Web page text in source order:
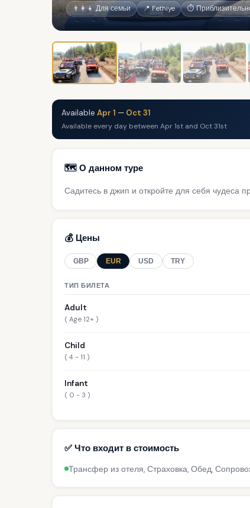
👨‍👩‍👧 Для семьи 📍 Fethiye ⏱
Available Apr 1 — Oct 31
Available every day between Apr 1st and Oct 31st
🗺️ О данном туре
Садитесь в джип и откройте для себя чудеса
💰 Цены
GBP EUR USD TRY
ТИП БИЛЕТА
Adult
( Age 12+ )
Child
( 4 - 11 )
Infant
( 0 - 3 )
✅ Что входит в стоимость
Трансфер из отеля, Страховка, Обед,